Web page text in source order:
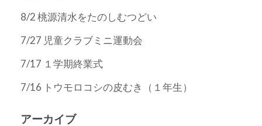
8/2 桃源清水をたのしむつどい
7/27 児童クラブミニ運動会
7/17 １学期終業式
7/16 トウモロコシの皮むき（１年生）
アーカイブ